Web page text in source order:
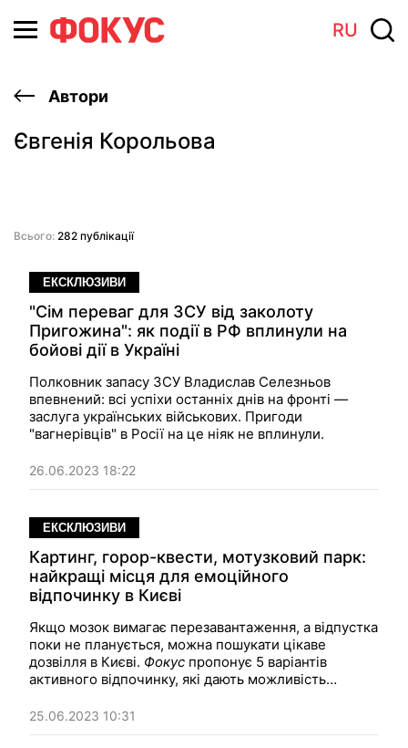
RU
Автори
Євгенія Корольова
Всього: 282 публікації
ЕКСКЛЮЗИВИ
"Сім переваг для ЗСУ від заколоту
Пригожина": як події в РФ вплинули на
бойові дії в Україні
Полковник запасу ЗСУ Владислав Селезньов
впевнений: всі успіхи останніх днів на фронті —
заслуга українських військових. Пригоди
"вагнерівців" в Росії на це ніяк не вплинули.
26.06.2023 18:22
ЕКСКЛЮЗИВИ
Картинг, горор-квести, мотузковий парк:
найкращі місця для емоційного
відпочинку в Києві
Якщо мозок вимагає перезавантаження, а відпустка
поки не планується, можна пошукати цікаве
дозвілля в Києві. Фокус пропонує 5 варіантів
активного відпочинку, які дають можливість
нові враження, а також перевірити себе в
екстремальних умовах.
25.06.2023 10:31